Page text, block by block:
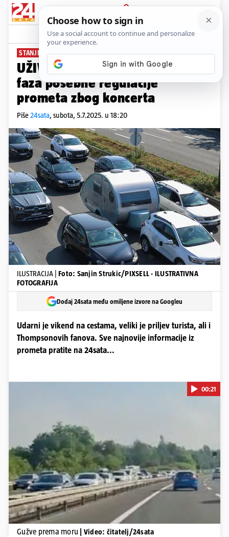
PRIJAVA
News Komentari
STANJE NA CESTAMA
UŽIVO Djelomice započela II.
faza posebne regulacije
prometa zbog koncerta
Piše24sata, subota, 5.7.2025. u 18:20
ILUSTRACIJA | Foto: Sanjin Strukic/PIXSELL - ILUSTRATIVNA
FOTOGRAFIJA
Dodaj 24sata među omiljene izvore na Googleu
Udarni je vikend na cestama, veliki je priljev turista, ali i
Thompsonovih fanova. Sve najnovije informacije iz
prometa pratite na 24sata...
Pokretanje videa...
00:21
Gužve prema moru | Video: čitatelj/24sata